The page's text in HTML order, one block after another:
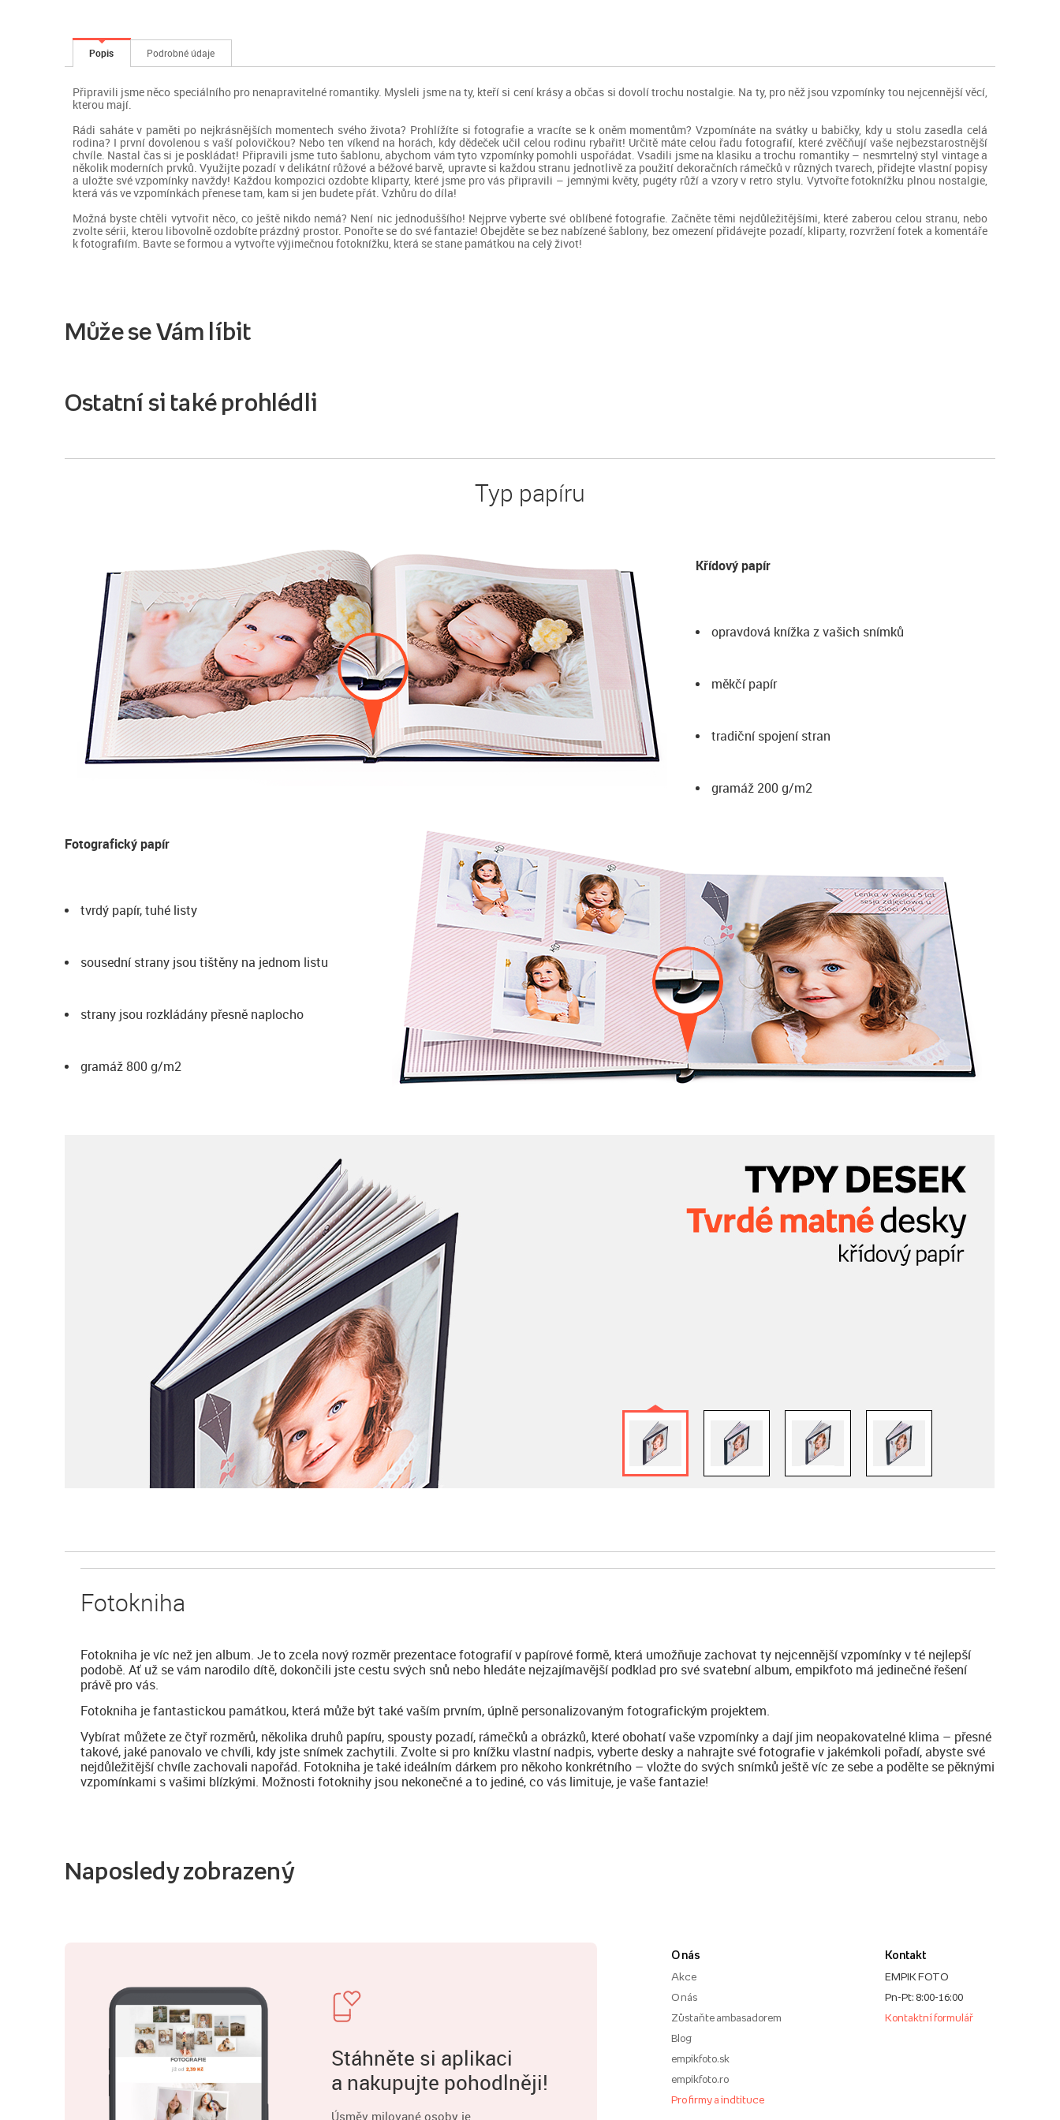
Popis Podrobné údaje
Připravili jsme něco speciálního pro nenapravitelné romantiky. Mysleli jsme na ty, kteří si cení krásy a občas si dovolí trochu nostalgie. Na ty, pro něž jsou vzpomínky tou nejcennější věcí,
kterou mají.
Rádi saháte v paměti po nejkrásnějších momentech svého života? Prohlížíte si fotografie a vracíte se k oněm momentům? Vzpomínáte na svátky u babičky, kdy u stolu zasedla celá
rodina? I první dovolenou s vaší polovičkou? Nebo ten víkend na horách, kdy dědeček učil celou rodinu rybařit! Určitě máte celou řadu fotografií, které zvěčňují vaše nejbezstarostnější
chvíle. Nastal čas si je poskládat! Připravili jsme tuto šablonu, abychom vám tyto vzpomínky pomohli uspořádat. Vsadili jsme na klasiku a trochu romantiky – nesmrtelný styl vintage a
několik moderních prvků. Využijte pozadí v delikátní růžové a béžové barvě, upravte si každou stranu jednotlivě za použití dekoračních rámečků v různých tvarech, přidejte vlastní popisy
a uložte své vzpomínky navždy! Každou kompozici ozdobte kliparty, které jsme pro vás připravili – jemnými květy, pugéty růží a vzory v retro stylu. Vytvořte fotoknížku plnou nostalgie,
která vás ve vzpomínkách přenese tam, kam si jen budete přát. Vzhůru do díla!
Možná byste chtěli vytvořit něco, co ještě nikdo nemá? Není nic jednoduššího! Nejprve vyberte své oblíbené fotografie. Začněte těmi nejdůležitějšími, které zaberou celou stranu, nebo
zvolte sérii, kterou libovolně ozdobíte prázdný prostor. Ponořte se do své fantazie! Obejděte se bez nabízené šablony, bez omezení přidávejte pozadí, kliparty, rozvržení fotek a komentáře
k fotografiím. Bavte se formou a vytvořte výjimečnou fotoknížku, která se stane památkou na celý život!
Může se Vám líbit
Ostatní si také prohlédli
Typ papíru
Křídový papír
opravdová knížka z vašich snímků
měkčí papír
tradiční spojení stran
gramáž 200 g/m2
Fotografický papír
tvrdý papír, tuhé listy
sousední strany jsou tištěny na jednom listu
strany jsou rozkládány přesně naplocho
gramáž 800 g/m2
Fotokniha
Fotokniha je víc než jen album. Je to zcela nový rozměr prezentace fotografií v papírové formě, která umožňuje zachovat ty nejcennější vzpomínky v té nejlepší
podobě. Ať už se vám narodilo dítě, dokončili jste cestu svých snů nebo hledáte nejzajímavější podklad pro své svatební album, empikfoto má jedinečné řešení
právě pro vás.
Fotokniha je fantastickou památkou, která může být také vaším prvním, úplně personalizovaným fotografickým projektem.
Vybírat můžete ze čtyř rozměrů, několika druhů papíru, spousty pozadí, rámečků a obrázků, které obohatí vaše vzpomínky a dají jim neopakovatelné klima – přesné
takové, jaké panovalo ve chvíli, kdy jste snímek zachytili. Zvolte si pro knížku vlastní nadpis, vyberte desky a nahrajte své fotografie v jakémkoli pořadí, abyste své
nejdůležitější chvíle zachovali napořád. Fotokniha je také ideálním dárkem pro někoho konkrétního – vložte do svých snímků ještě víc ze sebe a podělte se pěknými
vzpomínkami s vašimi blízkými. Možnosti fotoknihy jsou nekonečné a to jediné, co vás limituje, je vaše fantazie!
Naposledy zobrazený
Stáhněte si aplikaci
a nakupujte pohodlněji!
Úsměv milované osoby je
O nás
Akce
O nás
Zůstaňte ambasadorem
Blog
empikfoto.sk
empikfoto.ro
Pro firmy a indtituce
Kontakt
EMPIK FOTO
Pn-Pt: 8:00-16:00
Kontaktní formulář